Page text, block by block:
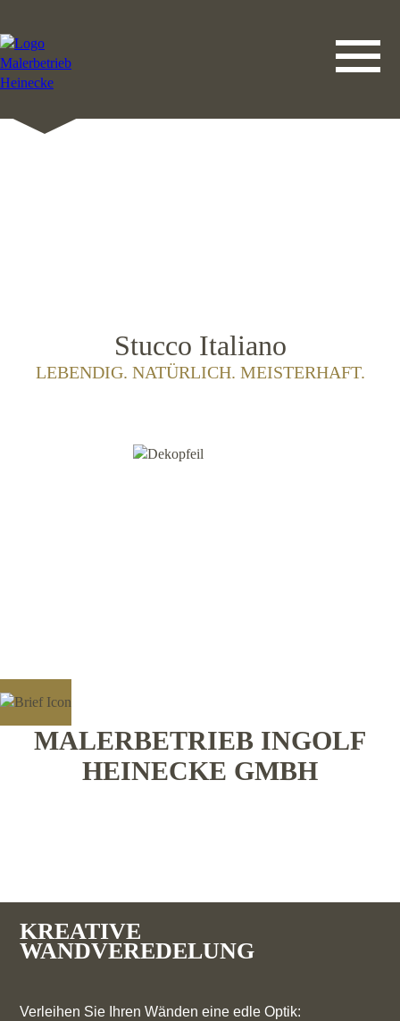
Stucco Italiano
LEBENDIG. NATÜRLICH. MEISTERHAFT.
MALERBETRIEB INGOLF
HEINECKE GMBH
KREATIVE
WANDVEREDELUNG
Verleihen Sie Ihren Wänden eine edle Optik: